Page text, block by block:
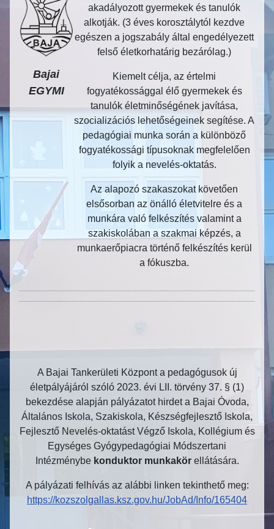
Bajai
EGYMI
akadályozott gyermekek és tanulók
alkotják. (3 éves korosztálytól kezdve
egészen a jogszabály által engedélyezett
felső életkorhatárig bezárólag.)
Kiemelt célja, az értelmi
fogyatékossággal élő gyermekek és
tanulók életminőségének javítása,
szocializációs lehetőségeinek segítése. A
pedagógiai munka során a különböző
fogyatékossági típusoknak megfelelően
folyik a nevelés-oktatás.
Az alapozó szakaszokat követően
elsősorban az önálló életvitelre és a
munkára való felkészítés valamint a
szakiskolában a szakmai képzés, a
munkaerőpiacra történő felkészítés kerül
a fókuszba.
A Bajai Tankerületi Központ a pedagógusok új
életpályájáról szóló 2023. évi LII. törvény 37. § (1)
bekezdése alapján pályázatot hirdet a Bajai Óvoda,
Általános Iskola, Szakiskola, Készségfejlesztő Iskola,
Fejlesztő Nevelés-oktatást Végző Iskola, Kollégium és
Egységes Gyógypedagógiai Módszertani
Intézménybe konduktor munkakörellátására.
A pályázati felhívás az alábbi linken tekinthető meg:
https://kozszolgallas.ksz.gov.hu/JobAd/Info/165404